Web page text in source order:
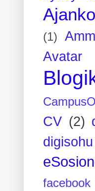
(1)
Avatar
CV (2)
digisohu
facebook